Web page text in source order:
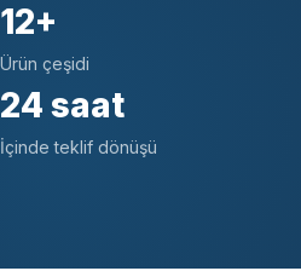
12+
Ürün çeşidi
24 saat
İçinde teklif dönüşü